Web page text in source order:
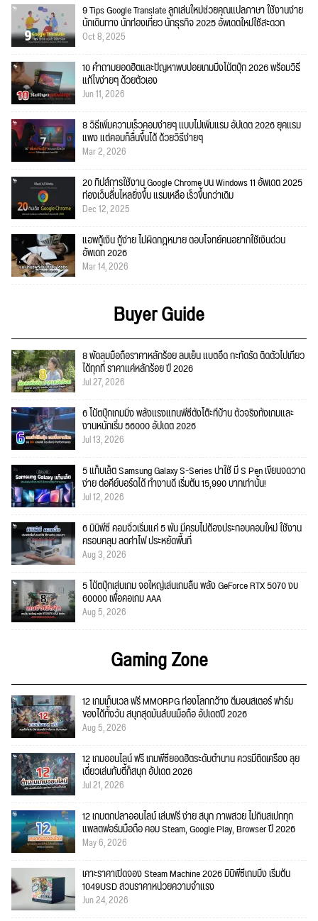
9 Tips Google Translate ลูกเล่นใหม่ช่วยคุณแปลภาษา ใช้งานง่าย
นักเดินทาง นักท่องเที่ยว นักธุรกิจ 2025 อัพเดตใหม่ใช้สะดวก
Oct 8, 2025
10 คำถามยอดฮิตและปัญหาพบบ่อยเกมมิ่งโน้ตบุ๊ก 2026 พร้อมวิธี
แก้ไขง่ายๆ ด้วยตัวเอง
Jun 11, 2026
8 วิธีเพิ่มความเร็วคอมง่ายๆ แบบไม่เพิ่มแรม อัปเดต 2026 ยุคแรม
แพง แต่คอมก็ลื่นขึ้นได้ ด้วยวิธีง่ายๆ
Mar 2, 2026
20 ทิปส์การใช้งาน Google Chrome บน Windows 11 อัพเดต 2025
ท่องเว็บลื่นไหลยิ่งขึ้น แรมเหลือ เร็วขึ้นกว่าเดิม
Dec 12, 2025
แอพกู้เงิน กู้ง่าย ไม่ผิดกฎหมาย ตอบโจทย์คนอยากใช้เงินด่วน
อัพเดท 2026
Mar 14, 2026
Buyer Guide
8 พัดลมมือถือราคาหลักร้อย ลมเย็น แบตอึด กะทัดรัด ติดตัวไปเที่ยว
ได้ทุกที่ ราคาแค่หลักร้อย ปี 2026
Jul 27, 2026
6 โน้ตบุ๊กเกมมิ่ง พลังแรงแทนพีซีตั้งโต๊ะที่บ้าน ตัวจริงทั้งเกมและ
งานหนักเริ่ม 56000 อัปเดต 2026
Jul 13, 2026
5 แท็บเล็ต Samsung Galaxy S-Series น่าใช้ มี S Pen เขียนจดวาด
ง่าย ต่อคีย์บอร์ดได้ ทำงานดี เริ่มต้น 15,990 บาทเท่านั้น!
Jul 12, 2026
6 มินิพีซี คอมจิ๋วเริ่มแค่ 5 พัน มีครบไม่ต้องประกอบคอมใหม่ ใช้งาน
ครอบคลุม ลดค่าไฟ ประหยัดพื้นที่
Aug 3, 2026
5 โน้ตบุ๊กเล่นเกม จอใหญ่เล่นเกมลื่น พลัง GeForce RTX 5070 งบ
60000 เพื่อคอเกม AAA
Aug 5, 2026
Gaming Zone
12 เกมเก็บเวล ฟรี MMORPG ท่องโลกกว้าง ตีมอนสเตอร์ ฟาร์ม
ของได้ทั้งวัน สนุกสุดมันส์บนมือถือ อัปเดตปี 2026
Aug 5, 2026
12 เกมออนไลน์ ฟรี เกมพีซียอดฮิตระดับตำนาน ควรมีติดเครื่อง ลุย
เดี่ยวเล่นกับตี้ก็สนุก อัปเดต 2026
Jul 21, 2026
12 เกมตกปลาออนไลน์ เล่นฟรี ง่าย สนุก ภาพสวย ไม่กินสเปกทุก
แพลตฟอร์มมือถือ คอม Steam, Google Play, Browser ปี 2026
May 6, 2026
เคาะราคาเปิดจอง Steam Machine 2026 มินิพีซีเกมมิ่ง เริ่มต้น
1049USD สวนราคาหน่วยความจำแรง
Jun 24, 2026